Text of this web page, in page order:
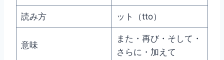
読み方 ット（tto）
意味
また・再び・そして・
さらに・加えて